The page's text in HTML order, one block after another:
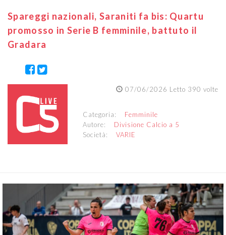
Spareggi nazionali, Saraniti fa bis: Quartu
promosso in Serie B femminile, battuto il
Gradara
07/06/2026 Letto 390 volte
Categoria: Femminile
Autore: Divisione Calcio a 5
Società:VARIE